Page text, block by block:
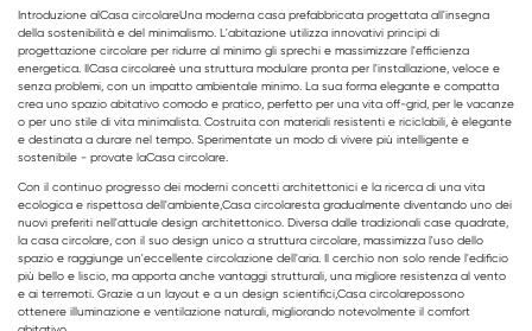
Introduzione alCasa circolareUna moderna casa prefabbricata progettata all'insegna
della sostenibilità e del minimalismo. L'abitazione utilizza innovativi principi di
progettazione circolare per ridurre al minimo gli sprechi e massimizzare l'efficienza
energetica. IlCasa circolareè una struttura modulare pronta per l'installazione, veloce e
senza problemi, con un impatto ambientale minimo. La sua forma elegante e compatta
crea uno spazio abitativo comodo e pratico, perfetto per una vita off-grid, per le vacanze
o per uno stile di vita minimalista. Costruita con materiali resistenti e riciclabili, è elegante
e destinata a durare nel tempo. Sperimentate un modo di vivere più intelligente e
sostenibile - provate laCasa circolare
Con il continuo progresso dei moderni concetti architettonici e la ricerca di una vita
ecologica e rispettosa dell'ambiente,Casa circolaresta gradualmente diventando uno dei
nuovi preferiti nell'attuale design architettonico. Diversa dalle tradizionali case quadrate,
la casa circolare, con il suo design unico a struttura circolare, massimizza l'uso dello
spazio e raggiunge un'eccellente circolazione dell'aria. Il cerchio non solo rende l'edificio
più bello e liscio, ma apporta anche vantaggi strutturali, una migliore resistenza al vento
e ai terremoti. Grazie a un layout e a un design scientifici,Casa circolarepossono
ottenere illuminazione e ventilazione naturali, migliorando notevolmente il comfort